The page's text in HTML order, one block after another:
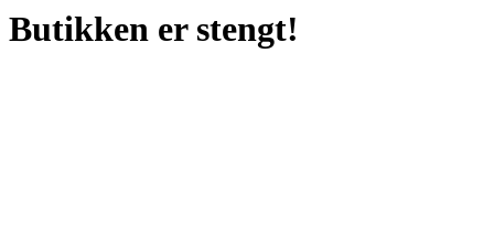
Butikken er stengt!